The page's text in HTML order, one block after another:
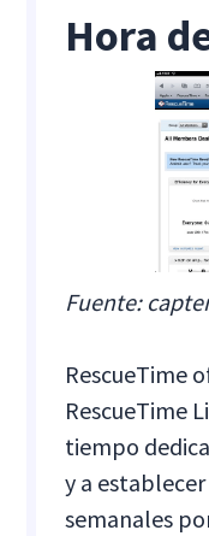
Hora
Fuente:
RescueTime
RescueTime
tiempo
y a
semanales